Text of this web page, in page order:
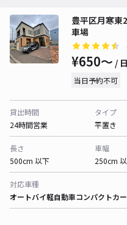
豊平区月寒
車場
¥650〜 / 日
当日予約不可
貸出時間
24時間営業
タイプ
平置き
長さ
500cm 以下
車幅
250cm
対応車種
オートバイ軽自動車コンパクトカー